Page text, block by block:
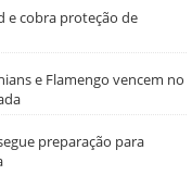
e cobra proteção de
e Flamengo vencem no
preparação para